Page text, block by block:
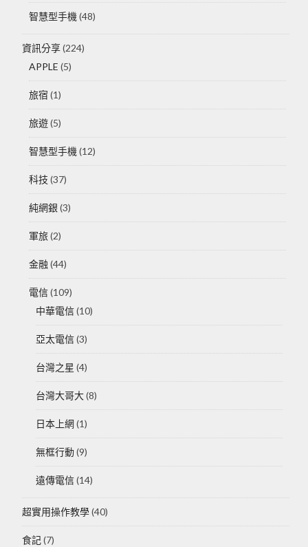
智慧型手機 (48)
資訊分享(224)
APPLE (5)
旅宿 (1)
旅遊(5)
智慧型手機 (12)
科技 (37)
純網銀 (3)
軍旅(2)
金融 (44)
電信(109)
中華電信(10)
亞太電信(3)
台灣之星 (4)
台灣大哥大(8)
日本上網(1)
無框行動(9)
遠傳電信(14)
超實用操作教學(40)
食記(7)